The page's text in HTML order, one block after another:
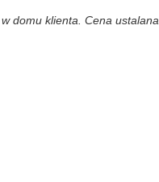
domu klienta. Cena ustalana